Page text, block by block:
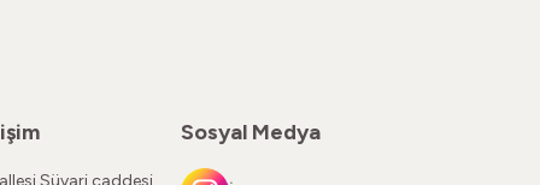
Süvari caddesi
Sosyal Medya